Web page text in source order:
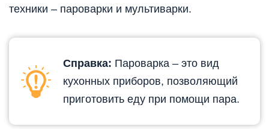
техники – пароварки и мультиварки.
Справка: Пароварка – это вид
кухонных приборов, позволяющий
приготовить еду при помощи пара.